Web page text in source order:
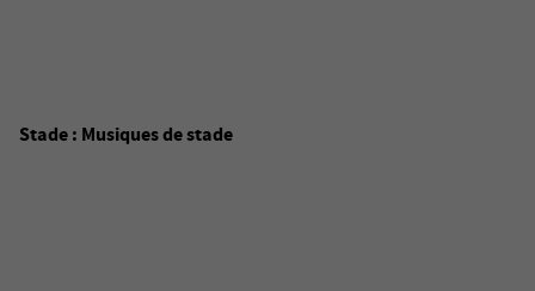
Stade : Musiques de stade